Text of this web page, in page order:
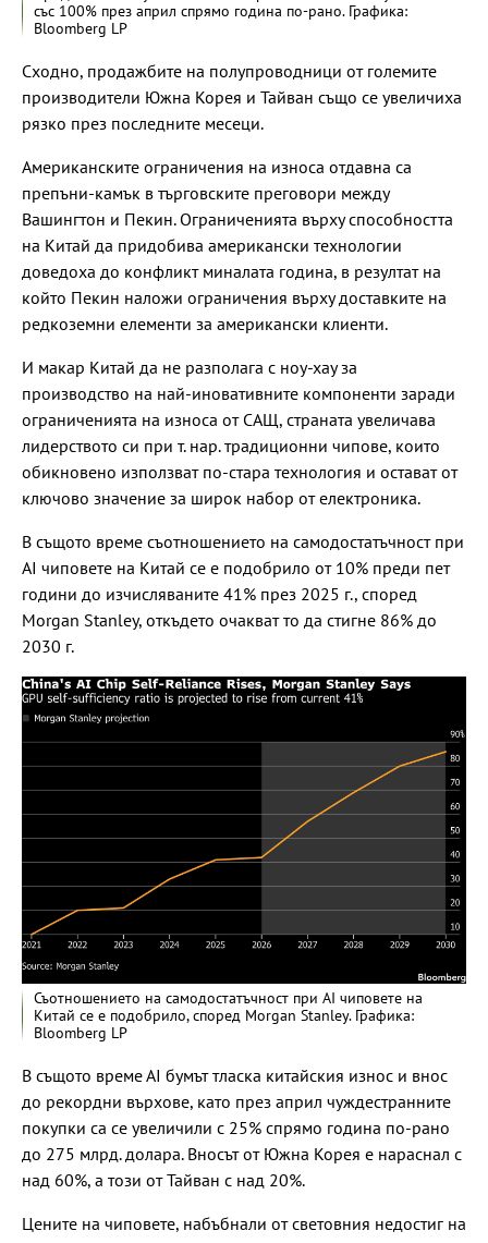
със 100% през април спрямо година по-рано. Графика:
Bloomberg LP
Сходно, продажбите на полупроводници от големите
производители Южна Корея и Тайван също се увеличиха
рязко през последните месеци.
Американските ограничения на износа отдавна са
препъни-камък в търговските преговори между
Вашингтон и Пекин. Ограниченията върху способността
на Китай да придобива американски технологии
доведоха до конфликт миналата година, в резултат на
който Пекин наложи ограничения върху доставките на
редкоземни елементи за американски клиенти.
И макар Китай да не разполага с ноу-хау за
производство на най-иновативните компоненти заради
ограниченията на износа от САЩ, страната увеличава
лидерството си при т. нар. традиционни чипове, които
обикновено използват по-стара технология и остават от
ключово значение за широк набор от електроника.
В същото време съотношението на самодостатъчност при
АІ чиповете на Китай се е подобрило от 10% преди пет
години до изчисляваните 41% през 2025 г., според
Morgan Stanley, откъдето очакват то да стигне 86% до
2030 г.
Съотношението на самодостатъчност при АІ чиповете на
Китай се е подобрило, според Morgan Stanley. Графика:
Bloomberg LP
В същото време АІ бумът тласка китайския износ и внос
до рекордни върхове, като през април чуждестранните
покупки са се увеличили с 25% спрямо година по-рано
до 275 млрд. долара. Вносът от Южна Корея е нараснал с
над 60%, а този от Тайван с над 20%.
Цените на чиповете, набъбнали от световния недостиг на